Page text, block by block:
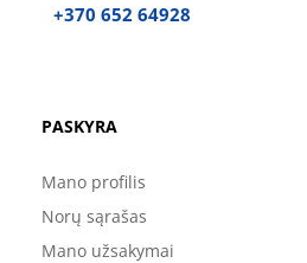
+370 652 64928
PASKYRA
Mano profilis
Norų sąrašas
Mano užsakymai